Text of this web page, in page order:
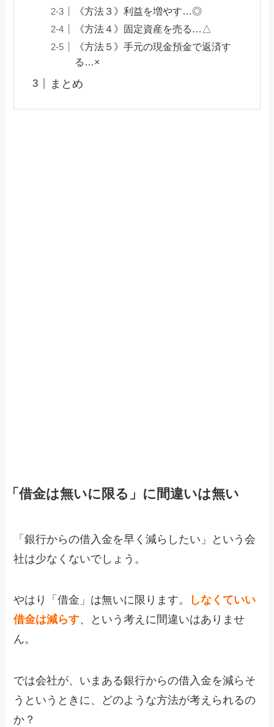
《方法３》利益を増やす…◎
《方法４》固定資産を売る…△
《方法５》手元の現金預金で返済す
る…×
まとめ
「借金は無いに限る」に間違いは無い
「銀行からの借入金を早く減らしたい」という会
社は少なくないでしょう。
やはり「借金」は無いに限ります。
しなくていい
借金は減らす、という考えに間違いはありませ
ん。
では会社が、いまある銀行からの借入金を減らそ
うというときに、どのような方法が考えられるの
か？